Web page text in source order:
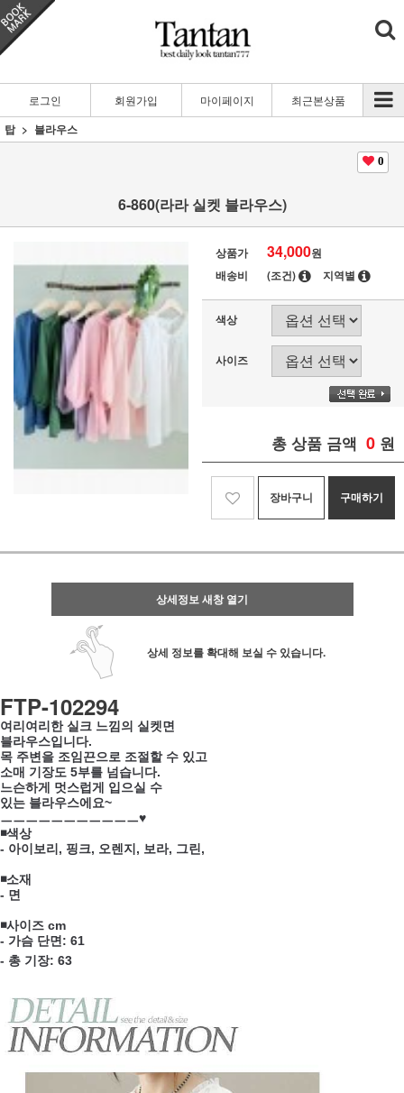
로그인 회원가입 마이페이지 최근본상품
탑 블라우스
0
6-860(라라 실켓 블라우스)
상품가 34,000원
배송비
(조건) 지역별
색상
사이즈
총 상품 금액 0 원
장바구니 구매하기
상세정보 새창 열기
상세 정보를 확대해 보실 수 있습니다.
FTP-102294
여리여리한 실크 느낌의 실켓면
블라우스입니다.
목 주변을 조임끈으로 조절할 수 있고
소매 기장도 5부를 넘습니다.
느슨하게 멋스럽게 입으실 수
있는 블라우스에요~
ㅡㅡㅡㅡㅡㅡㅡㅡㅡㅡㅡ♥
◾색상
- 아이보리, 핑크, 오렌지, 보라, 그린,
◾소재
- 면
◾사이즈 cm
- 가슴 단면: 61
- 총 기장: 63